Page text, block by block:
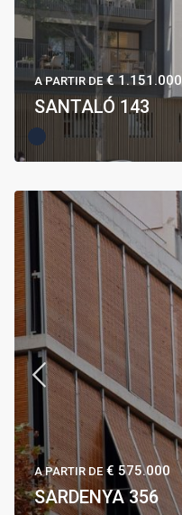
A PARTIR DE€ 1.151.000
SANTALÓ 143
A PARTIR DE € 575.000
SARDENYA 356